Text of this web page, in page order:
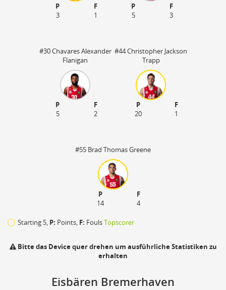
P
F
3
1
P
F
5
3
#30 Chavares Alexander
Flanigan
P
F
5
2
#44 Christopher Jackson
Trapp
P
F
20
1
#55 Brad Thomas Greene
P
F
14
4
Starting 5, P: Points, F: FoulsTopscorer
Bitte das Device quer drehen um ausführliche Statistiken zu
erhalten
Eisbären Bremerhaven